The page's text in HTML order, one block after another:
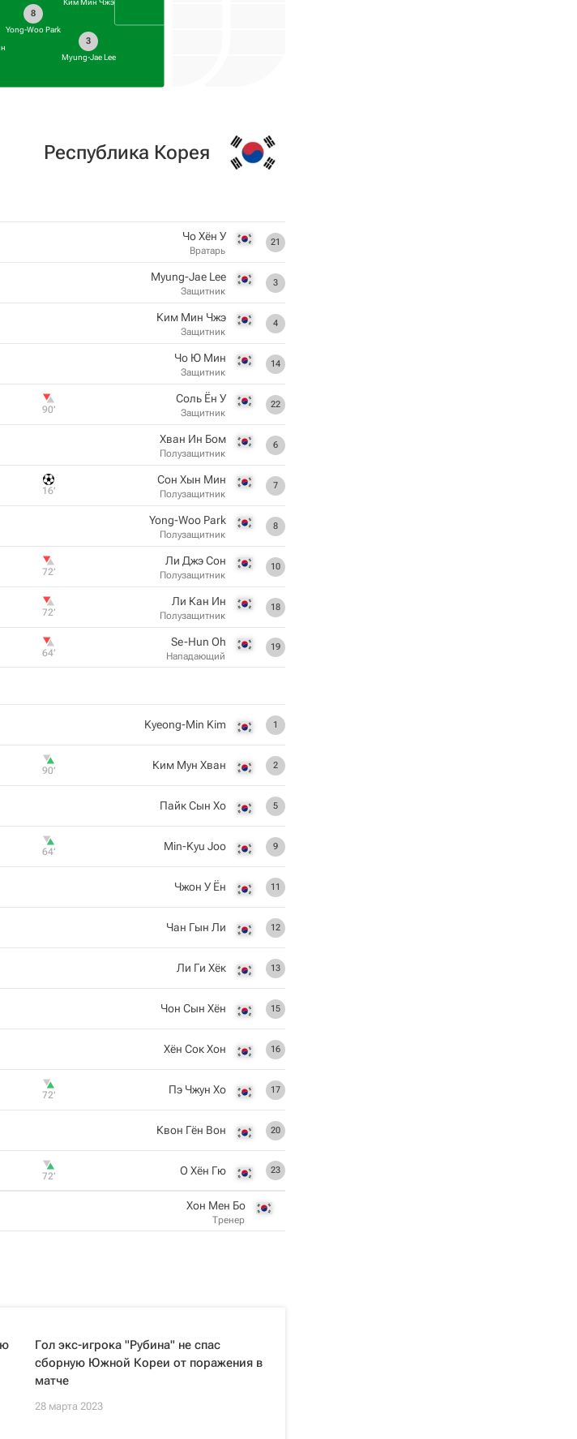
Ким Мин Чжэ
3
Myung-Jae Lee
8
Yong-Woo Park
Республика Корея
21
Чо Хён У
Вратарь
3
Myung-Jae Lee
Защитник
4
Ким Мин Чжэ
Защитник
14
Чо Ю Мин
Защитник
22
Соль Ён У
Защитник
90‎’‎
6
Хван Ин Бом
Полузащитник
7
Сон Хын Мин
Полузащитник
16‎’‎
8
Yong-Woo Park
Полузащитник
10
Ли Джэ Сон
Полузащитник
72‎’‎
18
Ли Кан Ин
Полузащитник
72‎’‎
19
Se-Hun Oh
Нападающий
64‎’‎
1
Kyeong-Min Kim
2
Ким Мун Хван
90‎’‎
5
Пайк Сын Хо
9
Min-Kyu Joo
64‎’‎
11
Чжон У Ён
12
Чан Гын Ли
13
Ли Ги Хёк
15
Чон Сын Хён
16
Хён Сок Хон
17
Пэ Чжун Хо
72‎’‎
20
Квон Гён Вон
23
О Хён Гю
72‎’‎
Хон Мен Бо
Тренер
Гол экс-игрока "Рубина" не спас
сборную Южной Кореи от поражения в
матче
28 марта 2023